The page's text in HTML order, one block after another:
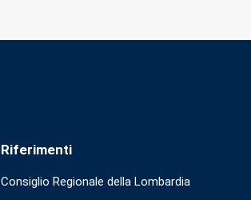
Riferimenti
Consiglio Regionale della Lombardia